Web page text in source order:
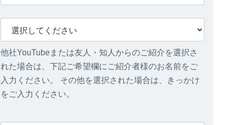
他社YouTubeまたは友人・知人からのご紹介を選択さ
れた場合は、下記ご希望欄にご紹介者様のお名前をご
入力ください。 その他を選択された場合は、きっかけ
をご入力ください。